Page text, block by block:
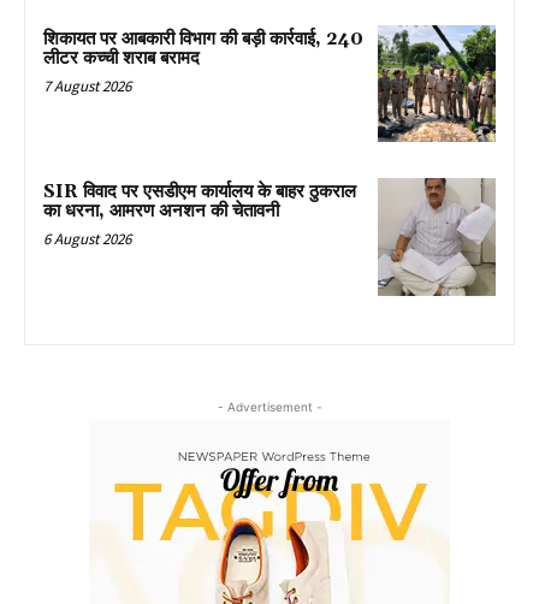
शिकायत पर आबकारी विभाग की बड़ी कार्रवाई, 240
लीटर कच्ची शराब बरामद
7 August 2026
SIR विवाद पर एसडीएम कार्यालय के बाहर ठुकराल
का धरना, आमरण अनशन की चेतावनी
6 August 2026
- Advertisement -